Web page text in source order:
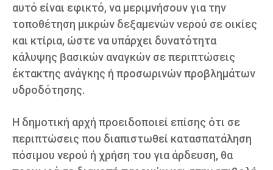
αυτό είναι εφικτό, να μεριμνήσουν για την
τοποθέτηση μικρών δεξαμενών νερού σε οικίες
και κτίρια, ώστε να υπάρχει δυνατότητα
κάλυψης βασικών αναγκών σε περιπτώσεις
έκτακτης ανάγκης ή προσωρινών προβλημάτων
υδροδότησης.
Η δημοτική αρχή προειδοποιεί επίσης ότι σε
περιπτώσεις που διαπιστωθεί κατασπατάληση
πόσιμου νερού ή χρήση του για άρδευση, θα